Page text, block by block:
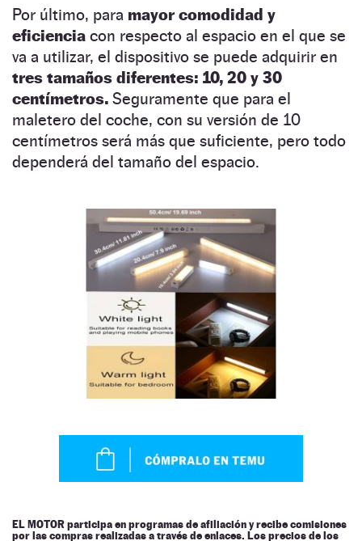
Por último, para mayor comodidad y
eficiencia con respecto al espacio en el que se
va a utilizar, el dispositivo se puede adquirir en
tres tamaños diferentes: 10, 20 y 30
centímetros. Seguramente que para el
maletero del coche, con su versión de 10
centímetros será más que suficiente, pero todo
dependerá del tamaño del espacio.
EL MOTOR participa en programas de afiliación y recibe comisiones
por las compras realizadas a través de enlaces. Los precios de los